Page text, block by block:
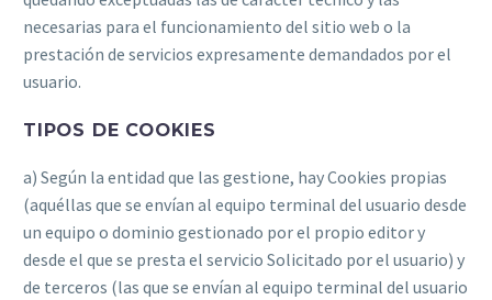
necesarias para el funcionamiento del sitio web o la
prestación de servicios expresamente demandados por el
usuario.
TIPOS DE COOKIES
a) Según la entidad que las gestione, hay Cookies propias
(aquéllas que se envían al equipo terminal del usuario desde
un equipo o dominio gestionado por el propio editor y
desde el que se presta el servicio Solicitado por el usuario) y
de terceros (las que se envían al equipo terminal del usuario